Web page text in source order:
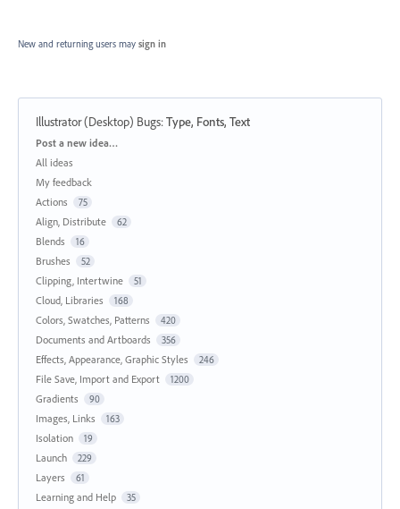
New and returning users may sign in
Illustrator (Desktop) Bugs:Type, Fonts, Text
Categories
Post a new idea…
All ideas
My feedback
Actions
75
Align, Distribute 62
Blends 16
Brushes 52
Clipping, Intertwine 51
Cloud, Libraries 168
Colors, Swatches, Patterns 420
Documents and Artboards 356
Effects, Appearance, Graphic Styles 246
File Save, Import and Export 1200
Gradients 90
Images, Links 163
Isolation 19
Launch 229
Layers 61
Learning and Help 35